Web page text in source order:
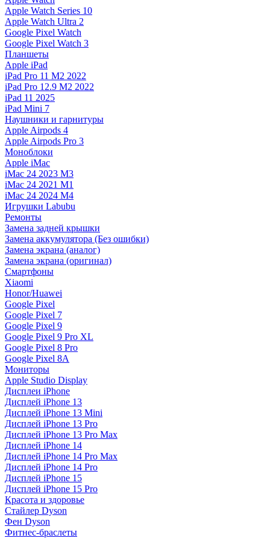
Apple Watch Series 10
Apple Watch Ultra 2
Google Pixel Watch
Google Pixel Watch 3
Планшеты
Apple iPad
iPad Pro 11 M2 2022
iPad Pro 12.9 M2 2022
iPad 11 2025
iPad Mini 7
Наушники и гарнитуры
Apple Airpods 4
Apple Airpods Pro 3
Моноблоки
Apple iMac
iMac 24 2023 M3
iMac 24 2021 M1
iMac 24 2024 M4
Игрушки Labubu
Ремонты
Замена задней крышки
Замена аккумулятора (Без ошибки)
Замена экрана (аналог)
Замена экрана (оригинал)
Смартфоны
Xiaomi
Honor/Huawei
Google Pixel
Google Pixel 7
Google Pixel 9
Google Pixel 9 Pro XL
Google Pixel 8 Pro
Google Pixel 8A
Мониторы
Apple Studio Display
Дисплеи iPhone
Дисплей iPhone 13
Дисплей iPhone 13 Mini
Дисплей iPhone 13 Pro
Дисплей iPhone 13 Pro Max
Дисплей iPhone 14
Дисплей iPhone 14 Pro Max
Дисплей iPhone 14 Pro
Дисплей iPhone 15
Дисплей iPhone 15 Pro
Красота и здоровье
Стайлер Dyson
Фен Dyson
Фитнес-браслеты